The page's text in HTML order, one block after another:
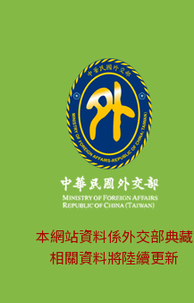
本網站資料係外交部典藏
相關資料將陸續更新